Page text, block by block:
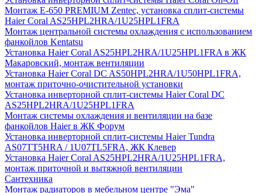
Монтаж E-650 PREMIUM Zentec, установка сплит-системы
Haier Coral AS25HPL2HRA/1U25HPL1FRA
Монтаж центральной системы охлаждения с использованием
фанкойлов Kentatsu
Установка Haier Coral AS25HPL2HRA/1U25HPL1FRA в ЖК
Макаровский, монтаж вентиляции
Установка Haier Coral DC AS50HPL2HRA/1U50HPL1FRA,
монтаж приточно-очистительной установки
Установка инверторной сплит-системы Haier Coral DC
AS25HPL2HRA/1U25HPL1FRA
Монтаж системы охлаждения и вентиляции на базе
фанкойлов Haier в ЖК Форум
Установка инверторной сплит-системы Haier Tundra
AS07TT5HRA / 1U07TL5FRA, ЖК Клевер
Установка Haier Coral AS25HPL2HRA/1U25HPL1FRA,
монтаж приточной и вытяжной вентиляции
Сантехника
Монтаж радиаторов в мебельном центре "Эма"